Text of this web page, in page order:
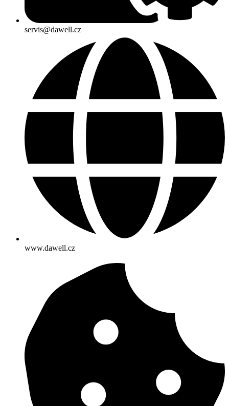
servis@dawell.cz
www.dawell.cz